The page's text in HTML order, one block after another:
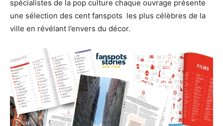
spécialistes de la pop culture chaque ouvrage présente
une sélection des cent fanspots les plus célèbres de la
ville en révélant l’envers du décor.